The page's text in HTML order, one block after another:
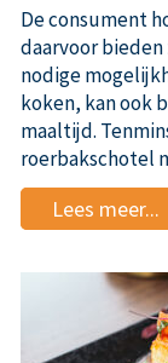
De consument
daarvoor
nodige
koken, kan ook
maaltijd.
roerbakschotel
Lees meer...